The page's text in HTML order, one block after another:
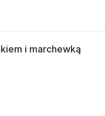
i marchewką